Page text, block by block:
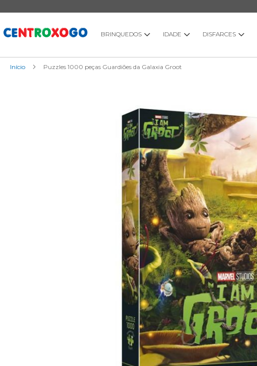
para
Conteúdo
BRINQUEDOS IDADE DISFARCES
Início Puzzles 1000 peças Guardiões da Galaxia Groot